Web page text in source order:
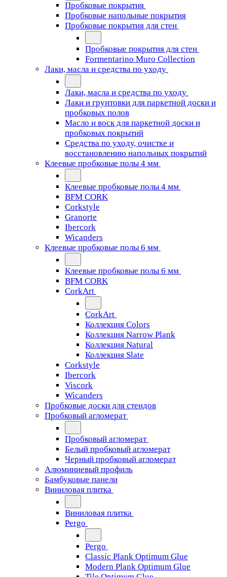
Пробковые покрытия
Пробковые напольные покрытия
Пробковые покрытия для стен
Пробковые покрытия для стен
Formentarino Muro Collection
Лаки, масла и средства по уходу
Лаки, масла и средства по уходу
Лаки и грунтовки для паркетной доски и
пробковых полов
Масло и воск для паркетной доски и
пробковых покрытий
Средства по уходу, очистке и
восстановлению напольных покрытий
Клеевые пробковые полы 4 мм
Клеевые пробковые полы 4 мм
BFM CORK
Corkstyle
Granorte
Ibercork
Wicanders
Клеевые пробковые полы 6 мм
Клеевые пробковые полы 6 мм
BFM CORK
CorkArt
CorkArt
Коллекция Colors
Коллекция Narrow Plank
Коллекция Natural
Коллекция Slate
Corkstyle
Ibercork
Viscork
Wicanders
Пробковые доски для стендов
Пробковый агломерат
Пробковый агломерат
Белый пробковый агломерат
Черный пробковый агломерат
Алюминиевый профиль
Бамбуковые панели
Виниловая плитка
Виниловая плитка
Pergo
Pergo
Classic Plank Optimum Glue
Modern Plank Optimum Glue